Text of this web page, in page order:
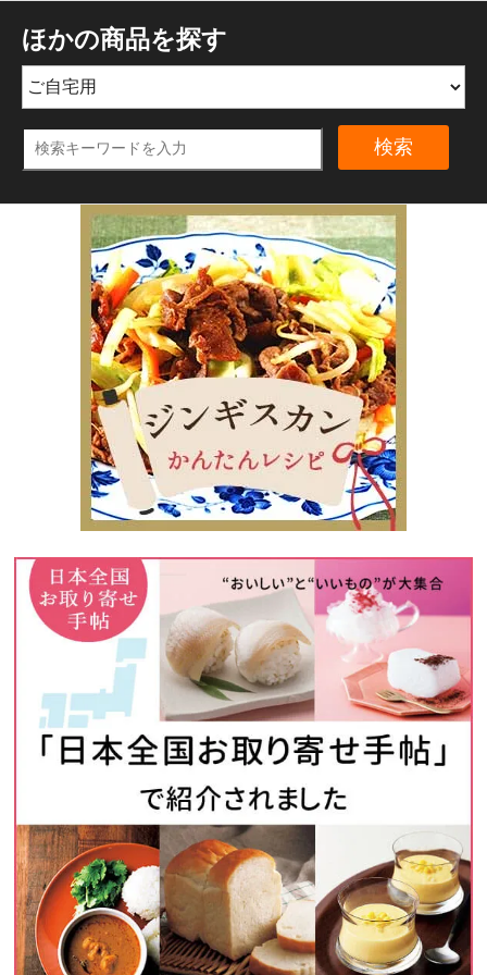
ほかの商品を探す
検索